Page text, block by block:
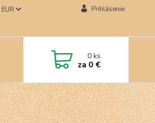
EUR Prihlásenie
0ks
za 0 €